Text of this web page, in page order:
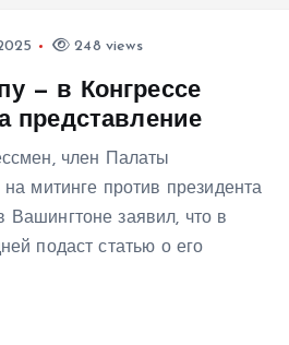
248 views
— в Конгрессе
представление
член Палаты
митинге против президента
заявил, что в
подаст статью о его